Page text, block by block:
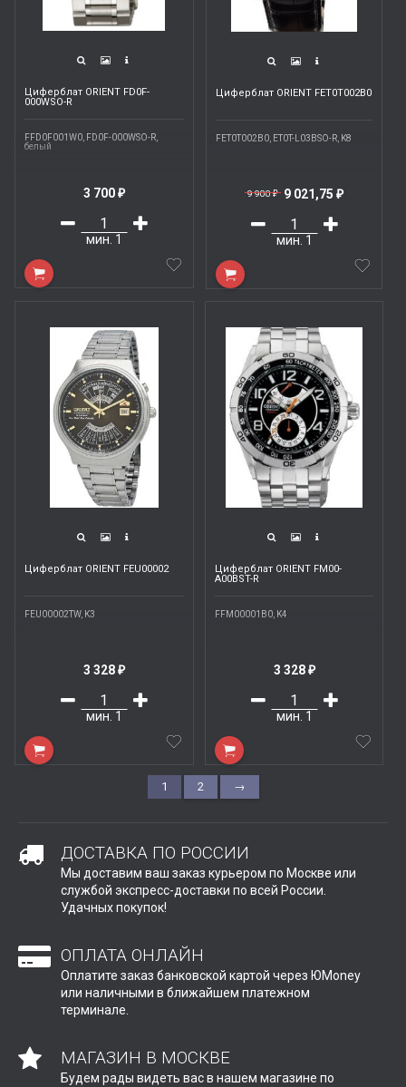
Циферблат ORIENT FD0F-
000WSO-R
FFD0F001W0, FD0F-000WSO-R,
белый
3 700 ₽
мин. 1
Циферблат ORIENT FET0T002B0
FET0T002B0, ET0T-L03BSO-R, K8
9 900₽ 9 021,75₽
мин. 1
Циферблат ORIENT FEU00002
FEU00002TW, K3
3 328 ₽
мин. 1
Циферблат ORIENT FM00-
A00BST-R
FFM00001B0, K4
3 328 ₽
мин. 1
1 2 →
ДОСТАВКА ПО РОССИИ
Мы доставим ваш заказ курьером по Москве или
службой экспресс-доставки по всей России.
Удачных покупок!
ОПЛАТА ОНЛАЙН
Оплатите заказ банковской картой через ЮMoney
или наличными в ближайшем платежном
терминале.
МАГАЗИН В МОСКВЕ
Будем рады видеть вас в нашем магазине по